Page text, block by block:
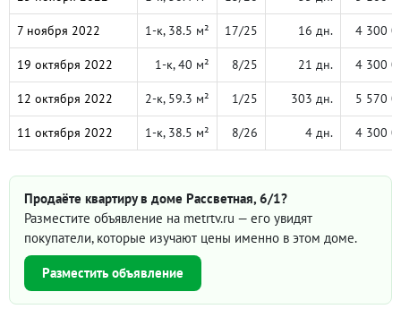
7 ноября 2022 1-к, 38.5 м² 17/25 16 дн. 4 300
19 октября 2022 1-к, 40 м² 8/25 21 дн. 4 300
12 октября 2022 2-к, 59.3 м² 1/25 303 дн. 5 570
11 октября 2022 1-к, 38.5 м² 8/26 4 дн. 4 300
Продаёте квартиру в доме Рассветная, 6/1?
Разместите объявление на metrtv.ru — его увидят
покупатели, которые изучают цены именно в этом доме.
Разместить объявление